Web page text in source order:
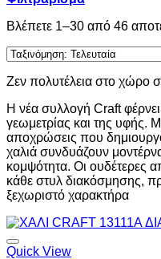
Βλέπετε 1–30 από 46
Ζεν πολυτέλεια στο χώρο
Η νέα συλλογή Craft φέρνει
γεωμετρίας και της υφής.
αποχρώσεις που
χαλιά συνδυάζουν
κομψότητα. Οι ουδέτερες
κάθε στυλ διακόσμησης,
ξεχωριστό χαρακτήρα
Quick View